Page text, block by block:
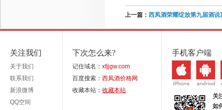
上一篇： 西凤酒荣耀绽放第九届酒说
关注我们
关于我们
联系我们
新浪微博
QQ空间
下次怎么来?
记住域名： xfjjgw.com
百度搜索： 西凤酒价格网
收藏本站： 收藏本站
手机客户端
关
如